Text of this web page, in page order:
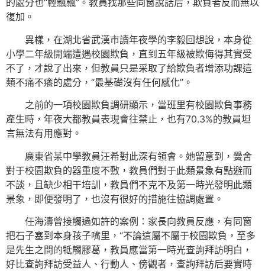
的處分也“輕飄飄”。教員找那些同窗說話后，欺負者反而無以
復加。
異樣，在湖北省武漢市讀年夜學的李毅回想說，本身從
小學二年級開端遭遇校園欺負，直到五年級被欺侮得其實受
不了，才說了出來，但教員只是采取了給欺負者增添功課這
類不痛不癢的處分，“最基礎沒有任何感化”。
之前的一項校園欺負調研顯示，當班里有校園欺負事務
產生時，年夜大都教員表現會往禁止，也有70.3%的教員坦
言無法有用應對。
廣東省某中學教員汪希對此深有領會。她留意到，黌舍
對于校園欺負的器重度不敷，教員們對于此類景象有點避而
不談，且缺少相干培訓，教員們不克不及第一時光發明此類
景象，即便發明了，也沒有很好的措施往協調處置。
任海濤曾接觸過如許的案例：家長向教員反應，有同窗
把石子塞到本身孩子嘴里，“不論這屬不屬于校園欺負，至多
是先生之間的牴觸膠葛，教員應當第一時光查詢拜訪明白，
好比查詢拜訪受益人、行動人、傍觀者，查詢拜訪后要實時